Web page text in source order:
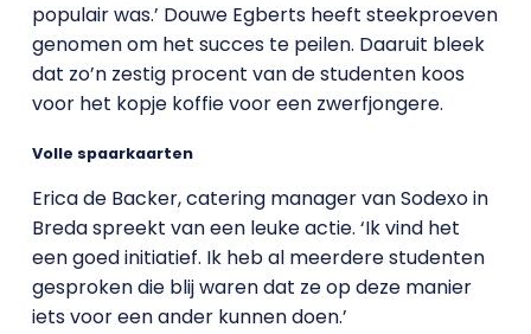
populair was.’ Douwe Egberts heeft steekproeven
genomen om het succes te peilen. Daaruit bleek
dat zo’n zestig procent van de studenten koos
voor het kopje koffie voor een zwerfjongere.
Volle spaarkaarten
Erica de Backer, catering manager van Sodexo in
Breda spreekt van een leuke actie. ‘Ik vind het
een goed initiatief. Ik heb al meerdere studenten
gesproken die blij waren dat ze op deze manier
iets voor een ander kunnen doen.’